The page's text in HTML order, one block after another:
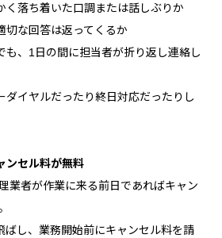
く落ち着いた口調または話しぶりか
切な回答は返ってくるか
も、1日の間に担当者が折り返し連絡し
ダイヤルだったり終日対応だったりし
ンセル料が無料
業者が作業に来る前日であればキャン
ばし、業務開始前にキャンセル料を請